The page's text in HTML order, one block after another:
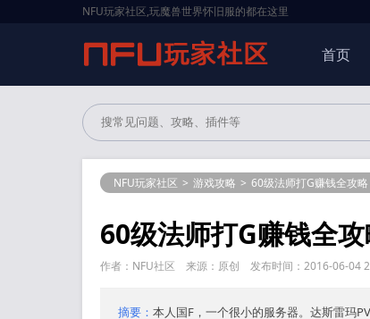
NFU玩家社区,玩魔兽世界怀旧服的都在这里
首页
NFU玩家社区 > 游戏攻略 > 60级法师打G赚钱全攻
60级法师打G赚钱全
作者：NFU社区 来源：原创 发布时间：2016-06-04
摘要： 本人国F，一个很小的服务器。达斯雷玛